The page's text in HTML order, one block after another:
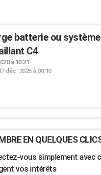
batterie ou système
C4
à 10:21
déc. 2025 à 08:10
EN QUELQUES
vous simplement avec
vos intérêts